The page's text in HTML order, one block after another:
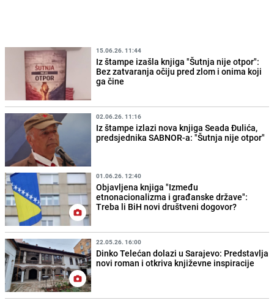
15.06.26. 11:44
Iz štampe izašla knjiga "Šutnja nije otpor":
Bez zatvaranja očiju pred zlom i onima koji
ga čine
02.06.26. 11:16
Iz štampe izlazi nova knjiga Seada Đulića,
predsjednika SABNOR-a: "Šutnja nije otpor"
01.06.26. 12:40
Objavljena knjiga "Između
etnonacionalizma i građanske države":
Treba li BiH novi društveni dogovor?
22.05.26. 16:00
Dinko Telećan dolazi u Sarajevo: Predstavlja
novi roman i otkriva književne inspiracije